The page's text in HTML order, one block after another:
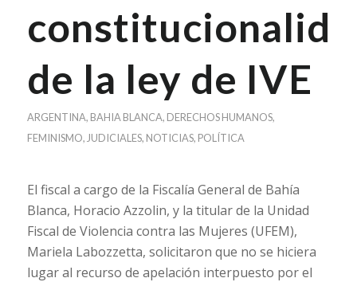
de la ley de IVE
ARGENTINA, BAHIA BLANCA, DERECHOS HUMANOS,
FEMINISMO, JUDICIALES, NOTICIAS, POLÍTICA
El fiscal a cargo de la Fiscalía General de Bahía
Blanca, Horacio Azzolin, y la titular de la Unidad
Fiscal de Violencia contra las Mujeres (UFEM),
Mariela Labozzetta, solicitaron que no se hiciera
lugar al recurso de apelación interpuesto por el